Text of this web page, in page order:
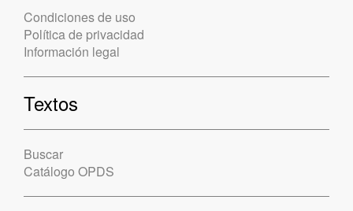
Condiciones de uso
Política de privacidad
Información legal
Textos
Buscar
Catálogo OPDS